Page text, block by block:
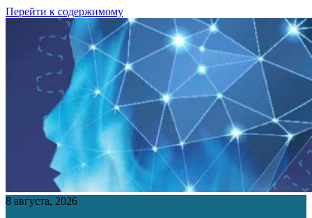
Перейти к содержимому
8 августа, 2026